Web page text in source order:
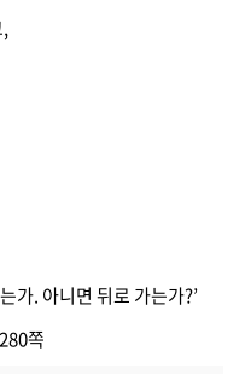
,
가. 아니면 뒤로 가는가?’
쪽